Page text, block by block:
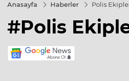
Anasayfa Haberler Polis
#Polis